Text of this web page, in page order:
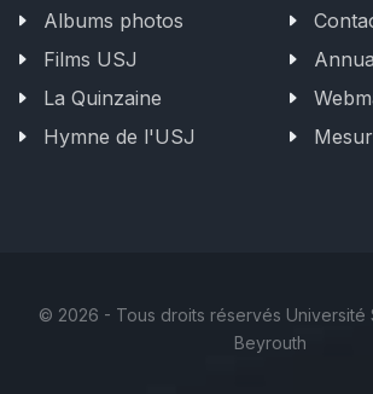
Albums photos
Films USJ
La Quinzaine
Hymne de l'USJ
© 2026 - Tous droits réservés Université
Beyrouth